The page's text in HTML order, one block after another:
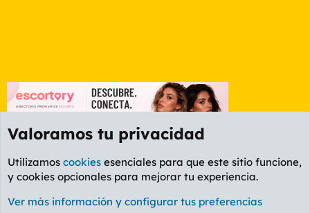
Foro General
Cookies PL OLDSTYLE AMARILLO
Valoramos tu privacidad
Utilizamos cookies esenciales para que este sitio funcione,
y cookies opcionales para mejorar tu experiencia.
Ver más información y configurar tus preferencias